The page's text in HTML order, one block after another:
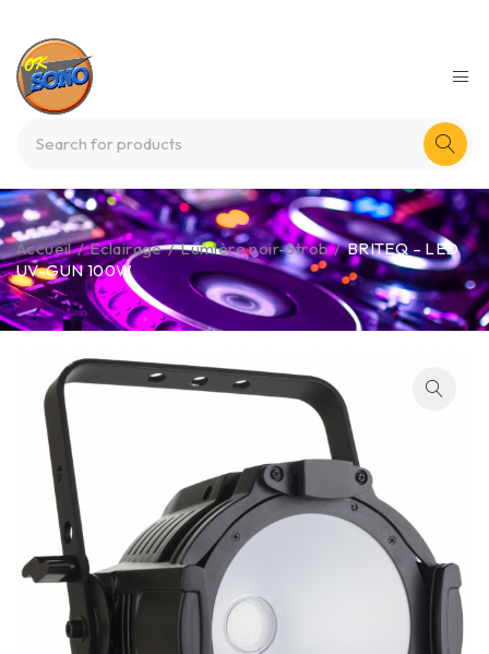
Accueil / Eclairage / Lumière noir-Strob / BRITEQ – LED
UV-GUN 100W